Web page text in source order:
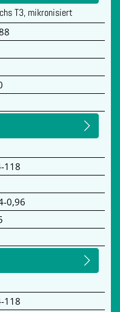
T3, mikronisiert
118
0,96
118